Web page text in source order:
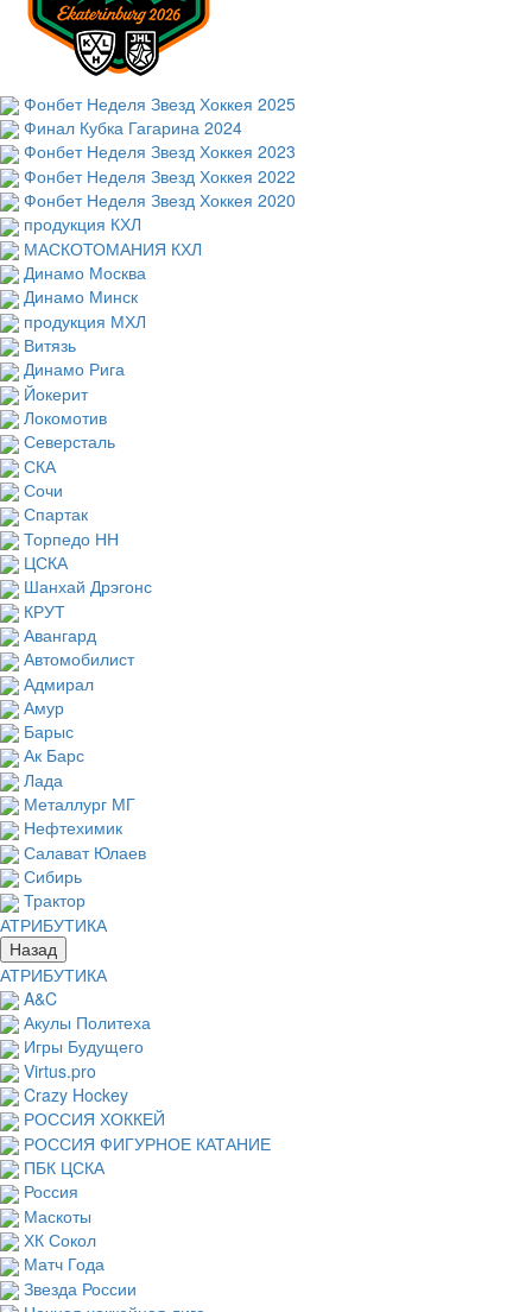
Фонбет Неделя Звезд Хоккея 2025
Финал Кубка Гагарина 2024
Фонбет Неделя Звезд Хоккея 2023
Фонбет Неделя Звезд Хоккея 2022
Фонбет Неделя Звезд Хоккея 2020
продукция КХЛ
МАСКОТОМАНИЯ КХЛ
Динамо Москва
Динамо Минск
продукция МХЛ
Витязь
Динамо Рига
Йокерит
Локомотив
Северсталь
СКА
Сочи
Спартак
Торпедо НН
ЦСКА
Шанхай Дрэгонс
КРУТ
Авангард
Автомобилист
Адмирал
Амур
Барыс
Ак Барс
Лада
Металлург МГ
Нефтехимик
Салават Юлаев
Сибирь
Трактор
АТРИБУТИКА
Назад
АТРИБУТИКА
A&C
Акулы Политеха
Игры Будущего
Virtus.pro
Crazy Hockey
РОССИЯ ХОККЕЙ
РОССИЯ ФИГУРНОЕ КАТАНИЕ
ПБК ЦСКА
Россия
Маскоты
ХК Сокол
Матч Года
Звезда России